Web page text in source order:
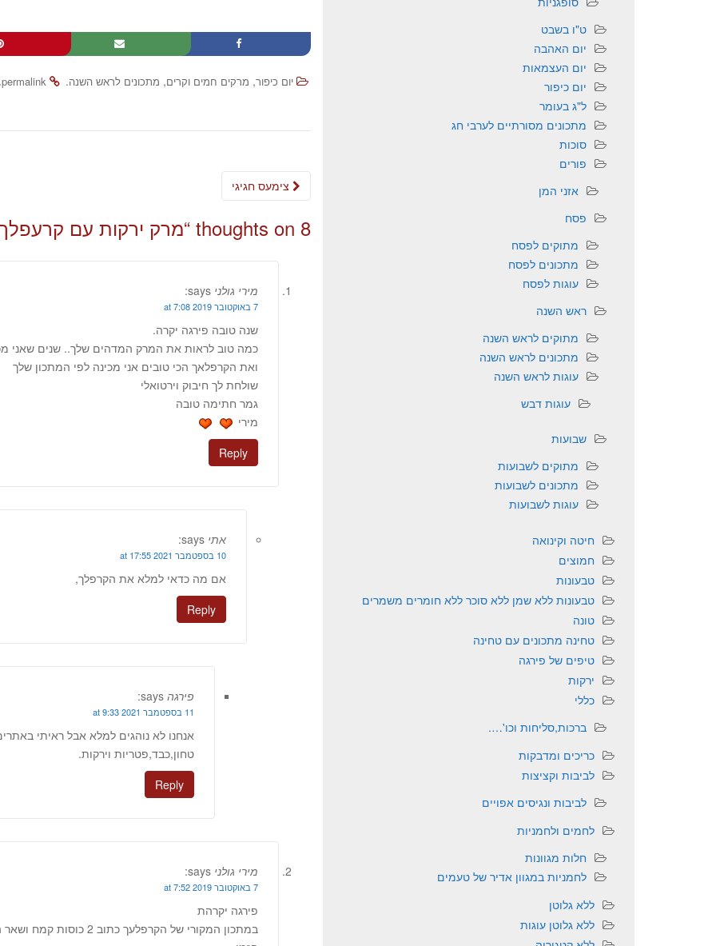
יום כיפור, מרקים חמים וקרים, מתכונים לראש השנה.
permalink
.
8 thoughts on “ מרק ירקות עם
מירי גולני says:
7 באוקטובר 2019 at 7:08
שנה טובה פירגה יקרה.
כמה טוב לראות את המרק המדהים שלך.. שנים שאני
ואת הקרפלאך הכי טובים אני מכינה לפי המתכון שלך
שולחת לך חיבוק וירטואלי
גמר חתימה טובה
מירי
Reply
אתי says:
10 בספטמבר 2021 at 17:55
אם מה כדאי למלא את הקרפלך,
Reply
פירגה says:
11 בספטמבר 2021 at 9:33
אנחנו לא נוהגים למלא אבל ראיתי
טחון,כבד,פטריות וירקות.
Reply
מירי גולני says:
7 באוקטובר 2019 at 7:52
פירגה יקרהת
במתכון המקורי של
ט"ו בשבט
יום האהבה
יום העצמאות
יום כיפור
ל"ג בעומר
מתכונים מסורתיים לערבי חג
סוכות
פורים
אזני המן
פסח
מתוקים לפסח
מתכונים לפסח
עוגות לפסח
ראש השנה
מתוקים לראש השנה
מתכונים לראש השנה
עוגות לראש השנה
עוגות דבש
שבועות
מתוקים לשבועות
מתכונים לשבועות
עוגות לשבועות
חיטה וקינואה
חמוצים
טבעונות
טבעונות ללא שמן ללא סוכר ללא חומרים משמרים
טונה
טחינה מתכונים עם טחינה
טיפים של פירגה
ירקות
כללי
ברכות,סליחות וכו'….
כריכים ומדבקות
לביבות וקציצות
לביבות ונגיסים אפויים
לחמים ולחמניות
חלות מגוונות
לחמניות במגוון אדיר של טעמים
ללא גלוטן
ללא גלוטן עוגות